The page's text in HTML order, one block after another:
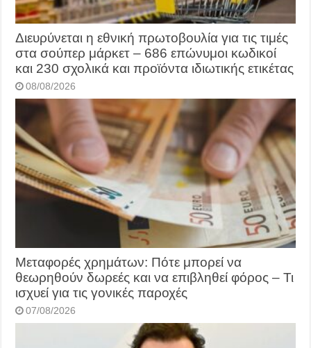
Διευρύνεται η εθνική πρωτοβουλία για τις τιμές
στα σούπερ μάρκετ – 686 επώνυμοι κωδικοί
και 230 σχολικά και προϊόντα ιδιωτικής ετικέτας
08/08/2026
Μεταφορές χρημάτων: Πότε μπορεί να
θεωρηθούν δωρεές και να επιβληθεί φόρος – Τι
ισχυεί για τις γονικές παροχές
07/08/2026